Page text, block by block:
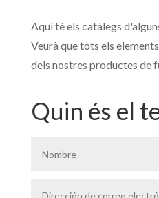
Aquí té els catàlegs
Veurà que tots els
dels nostres productes de
Quin és el